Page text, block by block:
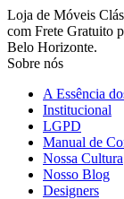
Loja de Móveis
com Frete Gratuito
Belo Horizonte.
Sobre nós
A Essência
Institucional
LGPD
Manual de
Nossa Cultura
Nosso Blog
Designers